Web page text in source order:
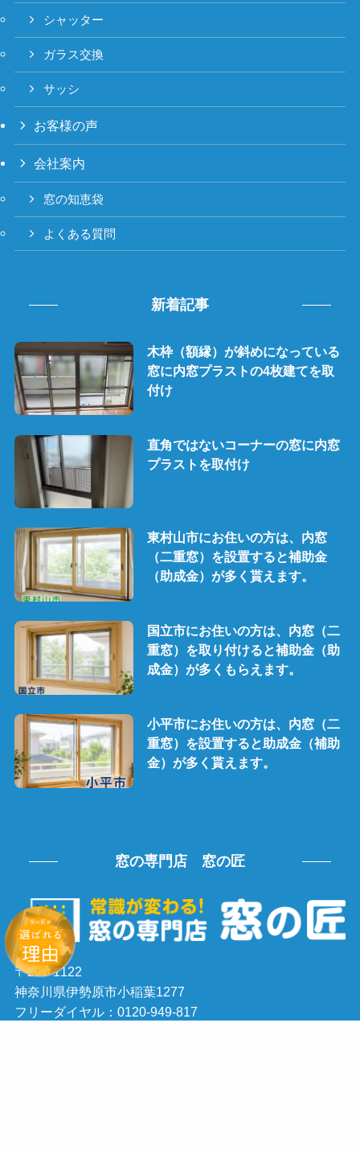
シャッター
ガラス交換
サッシ
お客様の声
会社案内
窓の知恵袋
よくある質問
新着記事
木枠（額縁）が斜めになっている
窓に内窓プラストの4枚建てを取
付け
直角ではないコーナーの窓に内窓
プラストを取付け
東村山市にお住いの方は、内窓
（二重窓）を設置すると補助金
（助成金）が多く貰えます。
国立市にお住いの方は、内窓（二
重窓）を取り付けると補助金（助
成金）が多くもらえます。
小平市にお住いの方は、内窓（二
重窓）を設置すると助成金（補助
金）が多く貰えます。
窓の専門店 窓の匠
〒259-1122
神奈川県伊勢原市小稲葉1277
フリーダイヤル：0120-949-817